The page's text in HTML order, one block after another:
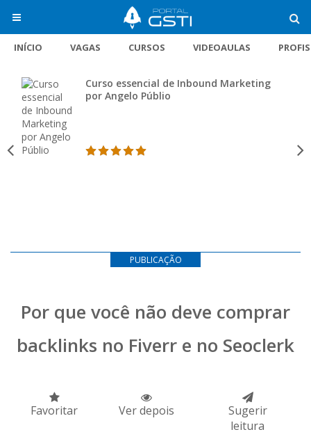
INÍCIO VAGAS CURSOS VIDEOAULAS
Curso essencial de Inbound Marketing
por Angelo Públio
PUBLICAÇÃO
Por que você não deve comprar
backlinks no Fiverr e no Seoclerk
Favoritar Ver depois
Sugerir
leitura